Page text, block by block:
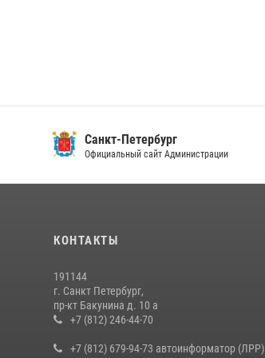
Санкт-Петербург
Официальный сайт Администрации
КОНТАКТЫ
191144
г. Санкт Петербург,
пр-кт Бакунина д. 10 а
+7 (812) 246-44-70
+7 (812) 679-94-73 автоинформатор (ЛРР)